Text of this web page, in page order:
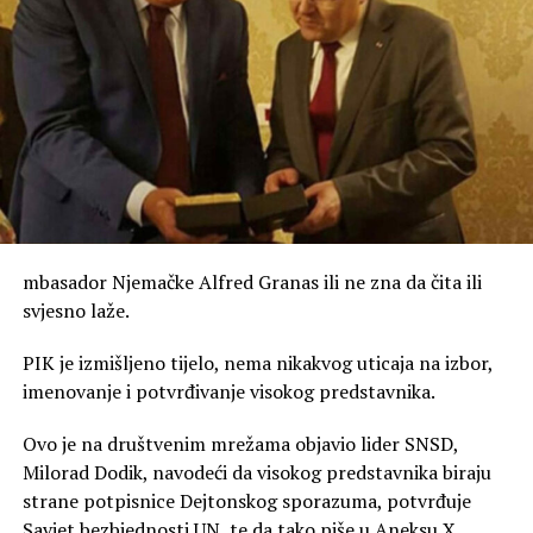
izgradnju stabilne budućnosti na temeljima istine.
„Zato pamtimo — ne da
bismo širili mržnju, već da
bismo čuvali istinu, odali
dužnu počast nevinim
žrtvama i učinili sve da se
ovakva stradanja više
nikada i nikome ne ponove.
Sjećanje nije prepreka
pomirenju. Naprotiv, ono je
preduslov iskrenog mira,
zasnovanog na istini, pravdi
Rješenje za plate: Smanjiti namete, ali usloviti
poslodavce
opterećenju na radničke plate, član Predsjedništva
Pokreta „Sigurna Srpska” ponudio je konkretno rješenje
koje ne šteti ni privrednicima ni radnicima, već zahtijeva
da država napravi ustupak.
mbasador Njemačke Alfred Granas ili ne zna da čita ili
svjesno laže.
PIK je izmišljeno tijelo, nema nikakvog uticaja na izbor,
imenovanje i potvrđivanje visokog predstavnika.
Ovo je na društvenim mrežama objavio lider SNSD,
Milorad Dodik, navodeći da visokog predstavnika biraju
strane potpisnice Dejtonskog sporazuma, potvrđuje